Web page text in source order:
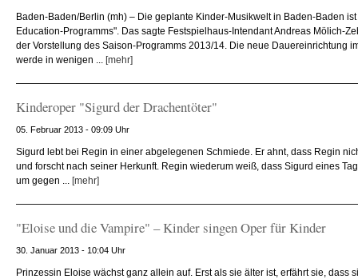
Baden-Baden/Berlin (mh) – Die geplante Kinder-Musikwelt in Baden-Baden
Education-Programms". Das sagte Festspielhaus-Intendant Andreas Mölich-
der Vorstellung des Saison-Programms 2013/14. Die neue Dauereinrichtung
werde in wenigen ... [mehr]
Kinderoper "Sigurd der Drachentöter"
05. Februar 2013 - 09:09 Uhr
Sigurd lebt bei Regin in einer abgelegenen Schmiede. Er ahnt, dass Regin
und forscht nach seiner Herkunft. Regin wiederum weiß, dass Sigurd eines
um gegen ... [mehr]
"Eloise und die Vampire" – Kinder singen Oper für Kinder
30. Januar 2013 - 10:04 Uhr
Prinzessin Eloise wächst ganz allein auf. Erst als sie älter ist, erfährt sie, dass